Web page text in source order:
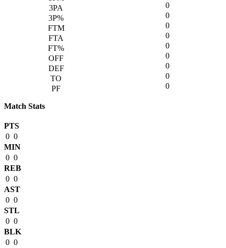
0
0
0
0
0
0
0
0
0
Match Stats
PTS
0 0
MIN
0 0
REB
0 0
AST
0 0
STL
0 0
BLK
0 0